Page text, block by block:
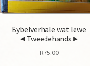
Bybelverhale wat lewe
◄Tweedehands►
R75.00